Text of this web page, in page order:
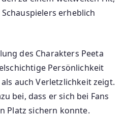
erheblich
des Charakters Peeta
Persönlichkeit
auch Verletzlichkeit zeigt.
bei, dass er sich bei Fans
Platz sichern konnte.